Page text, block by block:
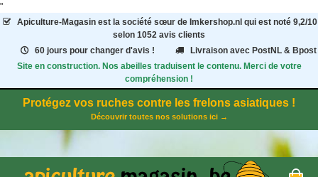
"
Apiculture-Magasinest la société sœur de Imkershop.nl qui est noté 9,2/10
selon 1052 avis clients
60 jours pour changer d'avis !
Livraison avec PostNL & Bpost
Site en construction. Nos abeilles traduisent le contenu. Merci de votre
compréhension !
Protégez vos ruches contre les frelons asiatiques !
Découvrir toutes nos solutions ici →